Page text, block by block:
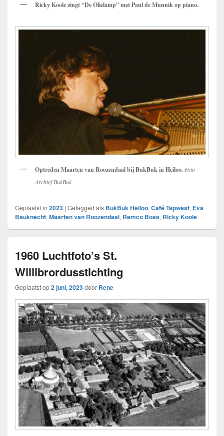
Ricky Koole zingt “De Olielamp”metPaul de Munnik op piano.
Optreden Maarten van Roozendaal bij BukBuk in Heiloo. Foto
Archief BukBuk
Geplaatst in 2023 | Getagged als BukBuk Heiloo, Café Tapwest, Eva
Bauknecht, Maarten van Roozendaal, Remco Boas, Ricky Koole
1960 Luchtfoto’s St.
Willibrordusstichting
Geplaatst op2 juni, 2023door Rene